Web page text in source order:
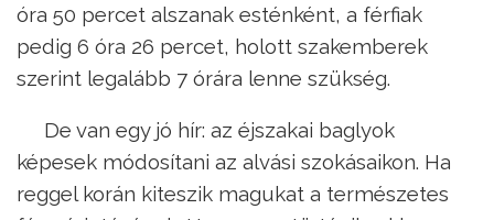
óra 50 percet alszanak esténként, a férfiak
pedig 6 óra 26 percet, holott szakemberek
szerint legalább 7 órára lenne szükség.
De van egy jó hír: az éjszakai baglyok
képesek módosítani az alvási szokásaikon. Ha
reggel korán kiteszik magukat a természetes